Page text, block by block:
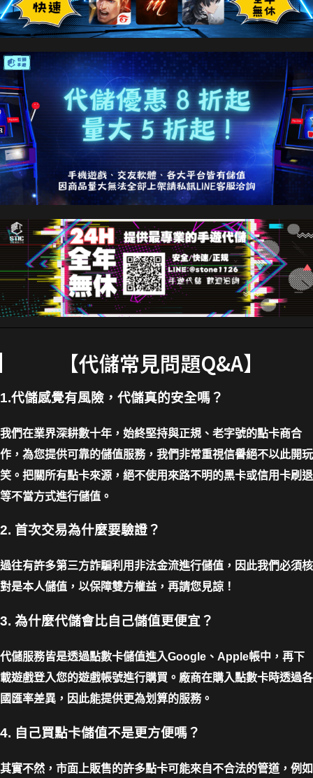
【代儲常見問題Q&A】
1.代儲感覺有風險，代儲真的安全嗎？
我們在業界深耕數十年，始終堅持與正規、老字號的點卡商合
作，為您提供可靠的儲值服務，我們非常重視信譽絕不以此開玩
笑。把關所有點卡來源，絕不使用來路不明的黑卡或信用卡刷退
等不當方式進行儲值。
2. 首次交易為什麼要驗證？
過往有許多第三方詐騙利用非法金流進行儲值，因此我們必須核
對是本人儲值，以保障雙方權益，再請您見諒！
3. 為什麼代儲會比自己儲值更便宜？
代儲服務皆是透過點數卡儲值進入Google、Apple帳中，再下
載遊戲登入您的遊戲帳號進行購買。廠商在購入點數卡時透過各
國匯率差異，因此能提供更為划算的服務。
4. 自己買點卡儲值不是更方便嗎？
其實不然，市面上販售的許多點卡可能來自不合法的管道，例如